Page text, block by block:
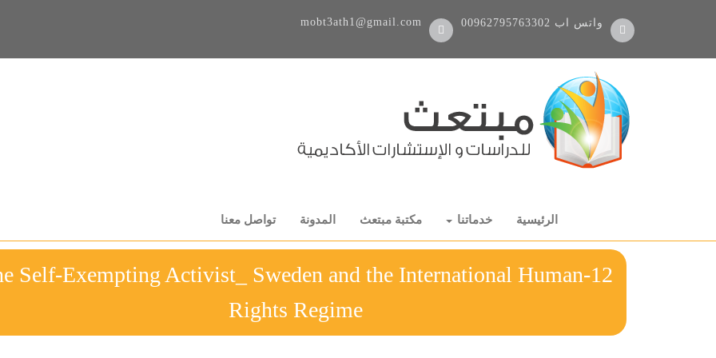
00962795763302 واتس اب mobt3ath1@gmail.com
الرئيسية خدماتنا مكتبة مبتعث المدونة تواصل معنا
The Self-Exempting Activist_ Sweden and the International Human
Rights Regime